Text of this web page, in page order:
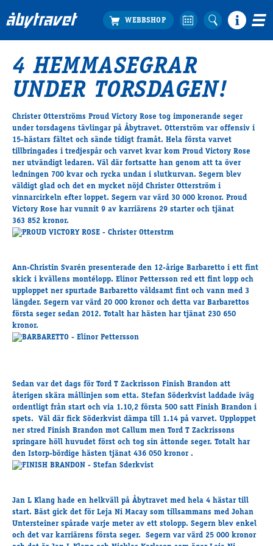
Köp biljett
Travprogrammet
Bra att veta
Restauranger
Catering by Lyon
Hotell nära oss
Nybörjar­guide
Presentkort
Tävlingsdagar
FAQ
Travkonferens
Exponering & värdskap
Aktiviteter
Tävlingsserier
Träning och provlopp
Aktiva
Månadens hästägare 2026
Månadens B-tränare 2026
Euro Classic Trot
Åby Stora Pris 2026
4 HEMMASEGRAR
UNDER TORSDAGEN!
Christer Otterströms Proud Victory Rose tog imponerande seger
under torsdagens tävlingar på Åbytravet. Otterström var offensiv i
15-hästars fältet och sände tidigt framåt. Hela första varvet
tillbringades i tredjespår och varvet kvar kom Proud Victory Rose
ner utvändigt ledaren. Väl där fortsatte han genom att ta över
ledningen 700 kvar och rycka undan i slutkurvan. Segern blev
väldigt glad och det en mycket nöjd Christer Otterström i
vinnarcirkeln efter loppet. Segern var värd 30 000 kronor. Proud
Victory Rose har vunnit 9 av karriärens 29 starter och tjänat
363 852 kronor.
Ann-Christin Svarén presenterade den 12-årige Barbaretto i ett fint
skick i kvällens montélopp. Elinor Pettersson red ett fint lopp och
upploppet ner spurtade Barbaretto våldsamt fint och vann med 3
längder. Segern var värd 20 000 kronor och detta var Barbarettos
första seger sedan 2012. Totalt har hästen har tjänat 230 650
kronor.
Sedan var det dags för Tord T Zackrisson Finish Brandon att
återigen skära mållinjen som etta. Stefan Söderkvist laddade iväg
ordentligt från start och via 1.10,2 första 500 satt Finish Brandon i
spets. Väl där fick Söderkvist dämpa till 1.14 på varvet. Upploppet
ner stred Finish Brandon mot Callum men Tord T Zackrissons
springare höll huvudet först och tog sin åttonde seger. Totalt har
den Istorp-bördige hästen tjänat 436 050 kronor .
Jan L Klang hade en helkväll på Åbytravet med hela 4 hästar till
start. Bäst gick det för Leja Ni Macay som tillsammans med Johan
Untersteiner spårade varje meter av ett stolopp. Segern blev enkel
och det var karriärens första seger. Segern var värd 25 000 kronor